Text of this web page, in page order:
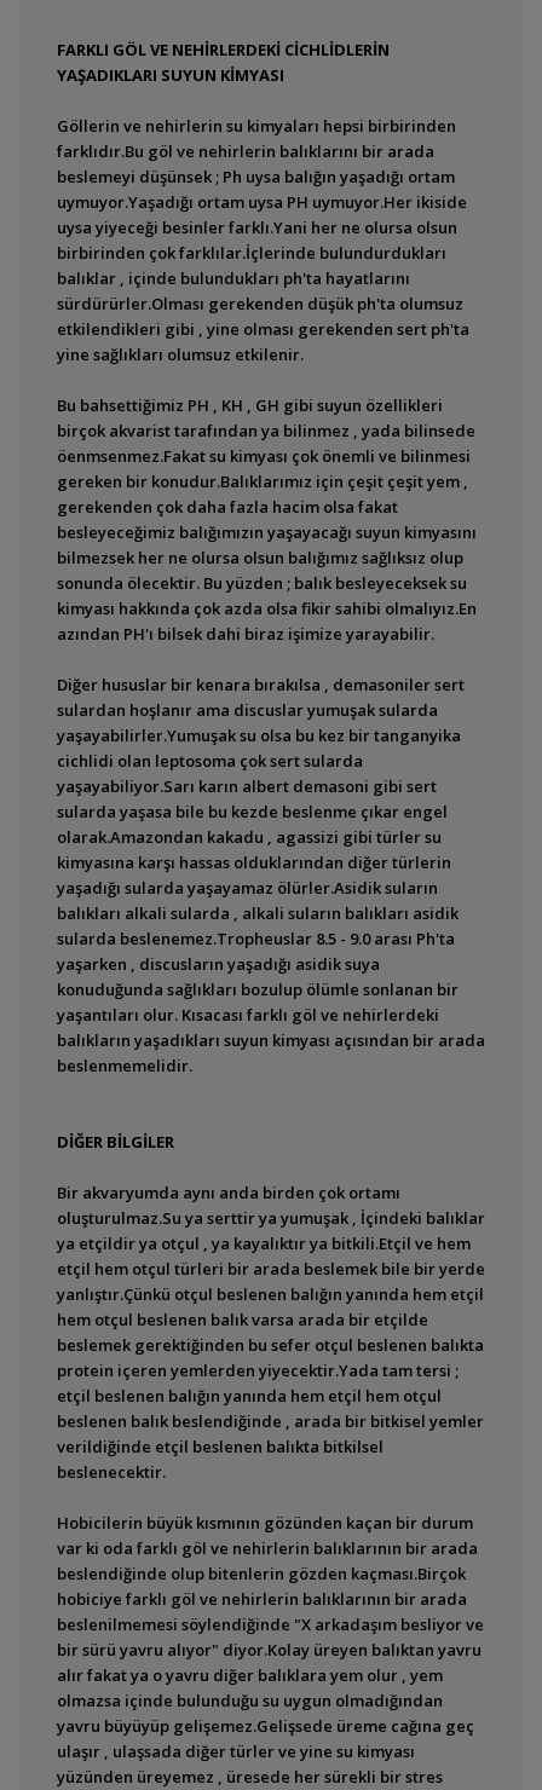
FARKLI GÖL VE NEHİRLERDEKİ CİCHLİDLERİN
YAŞADIKLARI SUYUN KİMYASI
Göllerin ve nehirlerin su kimyaları hepsi birbirinden
farklıdır.Bu göl ve nehirlerin balıklarını bir arada
beslemeyi düşünsek ; Ph uysa balığın yaşadığı ortam
uymuyor.Yaşadığı ortam uysa PH uymuyor.Her ikiside
uysa yiyeceği besinler farklı.Yani her ne olursa olsun
birbirinden çok farklılar.İçlerinde bulundurdukları
balıklar , içinde bulundukları ph'ta hayatlarını
sürdürürler.Olması gerekenden düşük ph'ta olumsuz
etkilendikleri gibi , yine olması gerekenden sert ph'ta
yine sağlıkları olumsuz etkilenir.
Bu bahsettiğimiz PH , KH , GH gibi suyun özellikleri
birçok akvarist tarafından ya bilinmez , yada bilinsede
öenmsenmez.Fakat su kimyası çok önemli ve bilinmesi
gereken bir konudur.Balıklarımız için çeşit çeşit yem ,
gerekenden çok daha fazla hacim olsa fakat
besleyeceğimiz balığımızın yaşayacağı suyun kimyasını
bilmezsek her ne olursa olsun balığımız sağlıksız olup
sonunda ölecektir. Bu yüzden ; balık besleyeceksek su
kimyası hakkında çok azda olsa fikir sahibi olmalıyız.En
azından PH'ı bilsek dahi biraz işimize yarayabilir.
Diğer hususlar bir kenara bırakılsa , demasoniler sert
sulardan hoşlanır ama discuslar yumuşak sularda
yaşayabilirler.Yumuşak su olsa bu kez bir tanganyika
cichlidi olan leptosoma çok sert sularda
yaşayabiliyor.Sarı karın albert demasoni gibi sert
sularda yaşasa bile bu kezde beslenme çıkar engel
olarak.Amazondan kakadu , agassizi gibi türler su
kimyasına karşı hassas olduklarından diğer türlerin
yaşadığı sularda yaşayamaz ölürler.Asidik suların
balıkları alkali sularda , alkali suların balıkları asidik
sularda beslenemez.Tropheuslar 8.5 - 9.0 arası Ph'ta
yaşarken , discusların yaşadığı asidik suya
konuduğunda sağlıkları bozulup ölümle sonlanan bir
yaşantıları olur. Kısacası farklı göl ve nehirlerdeki
balıkların yaşadıkları suyun kimyası açısından bir arada
beslenmemelidir.
DİĞER BİLGİLER
Bir akvaryumda aynı anda birden çok ortamı
oluşturulmaz.Su ya serttir ya yumuşak , İçindeki balıklar
ya etçildir ya otçul , ya kayalıktır ya bitkili.Etçil ve hem
etçil hem otçul türleri bir arada beslemek bile bir yerde
yanlıştır.Çünkü otçul beslenen balığın yanında hem etçil
hem otçul beslenen balık varsa arada bir etçilde
beslemek gerektiğinden bu sefer otçul beslenen balıkta
protein içeren yemlerden yiyecektir.Yada tam tersi ;
etçil beslenen balığın yanında hem etçil hem otçul
beslenen balık beslendiğinde , arada bir bitkisel yemler
verildiğinde etçil beslenen balıkta bitkilsel
beslenecektir.
Hobicilerin büyük kısmının gözünden kaçan bir durum
var ki oda farklı göl ve nehirlerin balıklarının bir arada
beslendiğinde olup bitenlerin gözden kaçması.Birçok
hobiciye farklı göl ve nehirlerin balıklarının bir arada
beslenilmemesi söylendiğinde "X arkadaşım besliyor ve
bir sürü yavru alıyor" diyor.Kolay üreyen balıktan yavru
alır fakat ya o yavru diğer balıklara yem olur , yem
olmazsa içinde bulunduğu su uygun olmadığından
yavru büyüyüp gelişemez.Gelişsede üreme cağına geç
ulaşır , ulaşsada diğer türler ve yine su kimyası
yüzünden üreyemez , üresede her sürekli bir stres